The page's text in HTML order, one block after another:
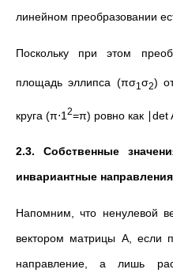
линейном преобразовании
Поскольку при этом
площадь эллипса (πσ1 σ2)
круга (π⋅1 2=π) ровно как ∣det⁡
2.3. Собственные
инвариантные направления
Напомним, что ненулевой
вектором матрицы A, если
направление, а лишь